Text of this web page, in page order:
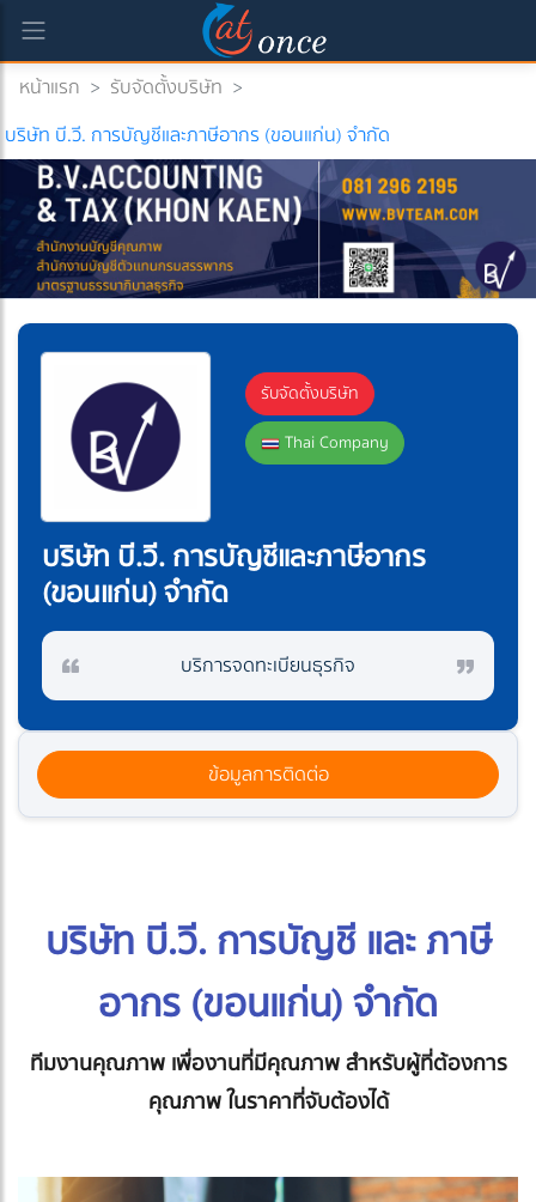
หน้าแรก > รับจัดตั้งบริษัท >
บริษัท บี.วี. การบัญชีและภาษีอากร (ขอนแก่น) จำกัด
รับจัดตั้งบริษัท
Thai Company
บริษัท บี.วี. การบัญชีและภาษีอากร
(ขอนแก่น) จำกัด
บริการจดทะเบียนธุรกิจ
ข้อมูลการติดต่อ
บริษัท บี.วี. การบัญชี และ ภาษี
อากร (ขอนแก่น) จำกัด
ทีมงานคุณภาพ เพื่องานที่มีคุณภาพ สำหรับผู้ที่ต้องการ
คุณภาพ ในราคาที่จับต้องได้